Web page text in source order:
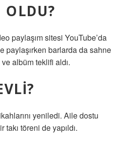
paylaşım sitesi YouTube’da
paylaşırken barlarda da sahne
albüm teklifi aldı.
yeniledi. Aile dostu
töreni de yapıldı.